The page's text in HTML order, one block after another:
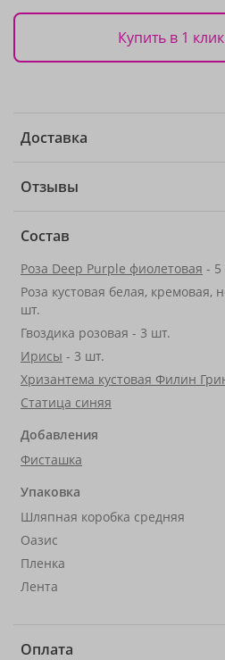
Купить в 1 клик
Доставка
Отзывы
Состав
Роза Deep Purple фиолетовая - 5
Роза кустовая белая, кремовая,
шт.
Гвоздика розовая - 3 шт.
Ирисы - 3 шт.
Хризантема кустовая Филин
Статица синяя
Добавления
Фисташка
Упаковка
Шляпная коробка средняя
Оазис
Пленка
Лента
Оплата